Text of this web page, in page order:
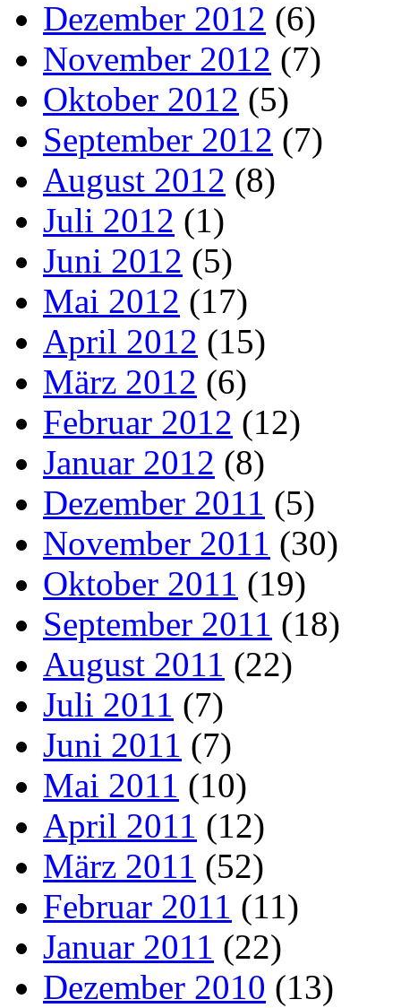
Dezember 2012 (6)
November 2012 (7)
Oktober 2012 (5)
September 2012 (7)
August 2012 (8)
Juli 2012 (1)
Juni 2012 (5)
Mai 2012 (17)
April 2012 (15)
März 2012 (6)
Februar 2012 (12)
Januar 2012 (8)
Dezember 2011 (5)
November 2011 (30)
Oktober 2011 (19)
September 2011 (18)
August 2011 (22)
Juli 2011 (7)
Juni 2011 (7)
Mai 2011 (10)
April 2011 (12)
März 2011 (52)
Februar 2011 (11)
Januar 2011 (22)
Dezember 2010 (13)